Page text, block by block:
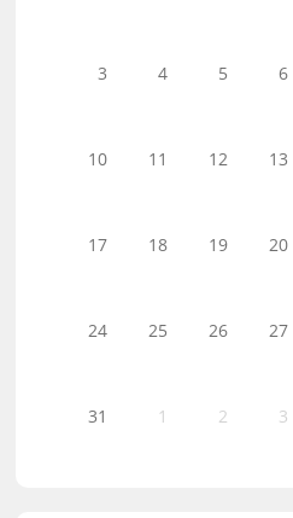
3 4 5 6
10 11 12 13
17 18 19 20
24 25 26 27
31 1 2 3